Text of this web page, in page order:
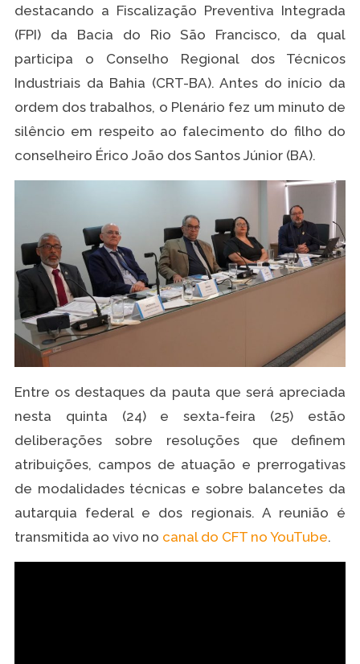
destacando a Fiscalização Preventiva Integrada
(FPI) da Bacia do Rio São Francisco, da qual
participa o Conselho Regional dos Técnicos
Industriais da Bahia (CRT-BA). Antes do início da
ordem dos trabalhos, o Plenário fez um minuto de
silêncio em respeito ao falecimento do filho do
conselheiro Érico João dos Santos Júnior (BA).
Entre os destaques da pauta que será apreciada
nesta quinta (24) e sexta-feira (25) estão
deliberações sobre resoluções que definem
atribuições, campos de atuação e prerrogativas
de modalidades técnicas e sobre balancetes da
autarquia federal e dos regionais. A reunião é
transmitida ao vivo no canal do CFT no YouTube.